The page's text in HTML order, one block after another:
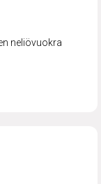
neliövuokra